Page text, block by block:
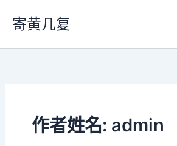
要
寄黄几复
作者姓名: admin